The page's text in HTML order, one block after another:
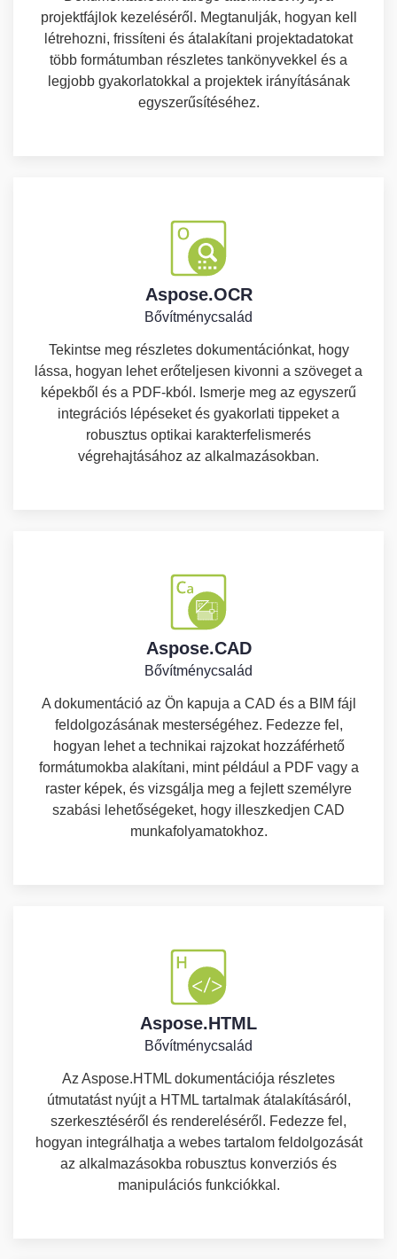
projektfájlok kezeléséről. Megtanulják, hogyan kell
létrehozni, frissíteni és átalakítani projektadatokat
több formátumban részletes tankönyvekkel és a
legjobb gyakorlatokkal a projektek irányításának
egyszerűsítéséhez.
Aspose.OCR
Bővítménycsalád
Tekintse meg részletes dokumentációnkat, hogy
lássa, hogyan lehet erőteljesen kivonni a szöveget a
képekből és a PDF-kból. Ismerje meg az egyszerű
integrációs lépéseket és gyakorlati tippeket a
robusztus optikai karakterfelismerés
végrehajtásához az alkalmazásokban.
Aspose.CAD
Bővítménycsalád
A dokumentáció az Ön kapuja a CAD és a BIM fájl
feldolgozásának mesterségéhez. Fedezze fel,
hogyan lehet a technikai rajzokat hozzáférhető
formátumokba alakítani, mint például a PDF vagy a
raster képek, és vizsgálja meg a fejlett személyre
szabási lehetőségeket, hogy illeszkedjen CAD
munkafolyamatokhoz.
Aspose.HTML
Bővítménycsalád
Az Aspose.HTML dokumentációja részletes
útmutatást nyújt a HTML tartalmak átalakításáról,
szerkesztéséről és rendereléséről. Fedezze fel,
hogyan integrálhatja a webes tartalom feldolgozását
az alkalmazásokba robusztus konverziós és
manipulációs funkciókkal.